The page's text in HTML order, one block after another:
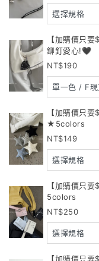
【加購價只
鉚釘愛心!🖤
190
【加購價只
★5colors
149
【加購價只
5colors
250
【加購價只